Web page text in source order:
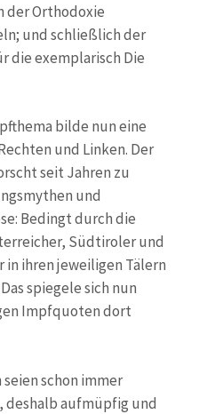
der Orthodoxie
und schließlich der
die exemplarisch Die
bilde nun eine
und Linken. Der
seit Jahren zu
und
Bedingt durch die
Südtiroler und
ihren jeweiligen Tälern
spiegele sich nun
Impfquoten dort
seien schon immer
deshalb aufmüpfig und